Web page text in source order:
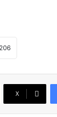
X